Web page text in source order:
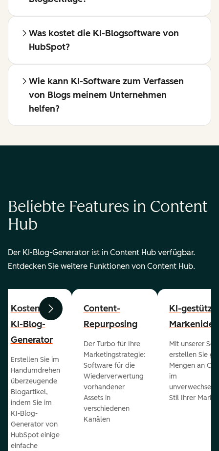
Was kostet die KI-Blogsoftware von
HubSpot?
Wie kann KI-Software zum Verfassen
von Blogs meinem Unternehmen
helfen?
Beliebte Features in Content
Hub
Der KI-Blog-Generator ist in Content Hub verfügbar.
Entdecken Sie weitere Funktionen von Content Hub.
ZurückWeiter
Kostenloser
KI-Blog-
Generator
Erstellen Sie im
Handumdrehen
überzeugende
Blogartikel,
indem Sie im
KI-Blog-
Generator von
HubSpot einige
einfache
Content-
Repurposing
Der Turbo für Ihre
Marketingstrategie:
Software für die
Wiederverwertung
vorhandener
Assets in
verschiedenen
Kanälen
KI-
Mit unserer
erstellen Sie
Mengen an
im
Stil Ihrer Marke.